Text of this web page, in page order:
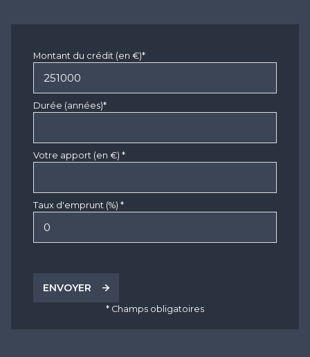
Montant du crédit (en €)*
Durée (années)*
Votre apport (en €) *
Taux d'emprunt (%) *
ENVOYER
* Champs obligatoires